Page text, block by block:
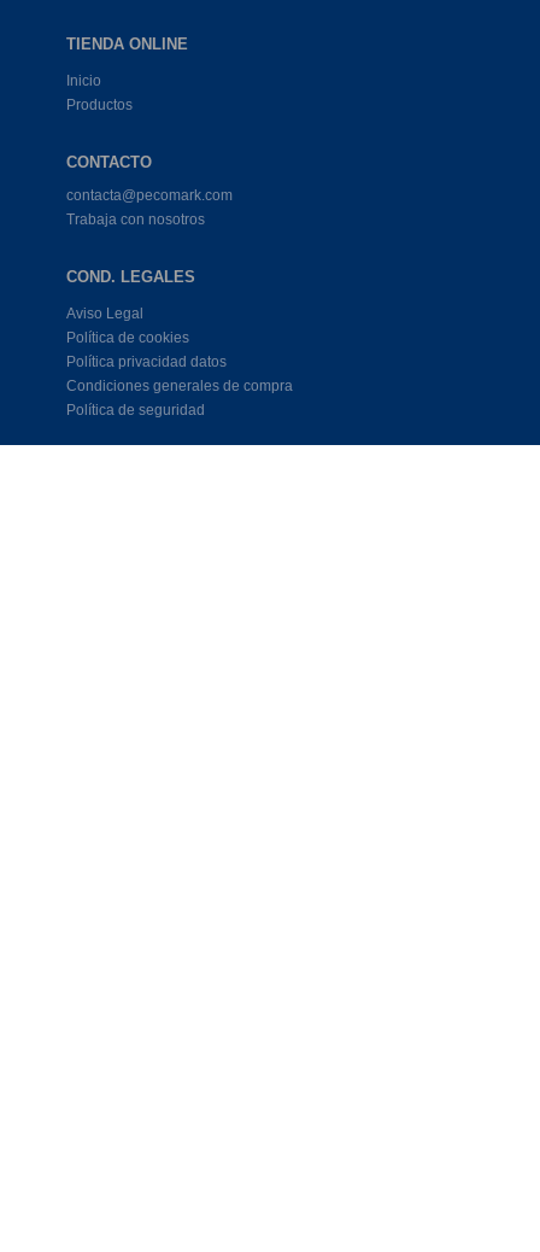
TIENDA ONLINE
Inicio
Productos
CONTACTO
contacta@pecomark.com
Trabaja con nosotros
COND. LEGALES
Aviso Legal
Política de cookies
Política privacidad datos
Condiciones generales de compra
Política de seguridad